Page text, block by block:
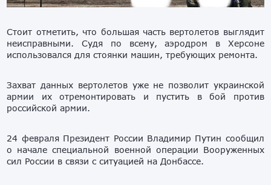
Стоит отметить, что большая часть вертолетов выглядит
неисправными. Судя по всему, аэродром в Херсоне
использовался для стоянки машин, требующих ремонта.
Захват данных вертолетов уже не позволит украинской
армии их отремонтировать и пустить в бой против
российской армии.
24 февраля Президент России Владимир Путин сообщил
о начале специальной военной операции Вооруженных
сил России в связи с ситуацией на Донбассе.